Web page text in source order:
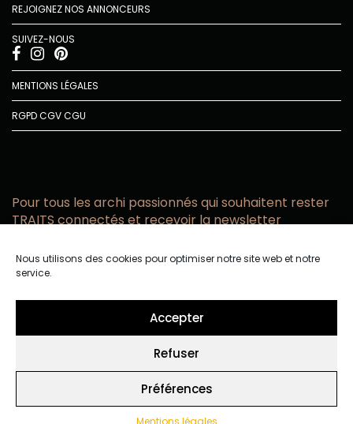
Nous utilisons des cookies pour optimiser notre site web et notre
service.
Accepter
Refuser
Préférences
Mentions légales
REJOIGNEZ NOS ANNONCEURS
SUIVEZ-NOUS
MENTIONS LÉGALES
RGPDCGVCGU
Pour tous les archi passionnés qui souhaitent rester
TRAITS connectés et recevoir la newsletter
email
confidentialité.